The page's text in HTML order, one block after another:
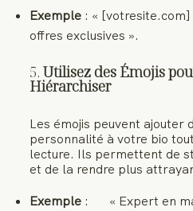
Exemple : «
offres exclusives ».
5.Utilisez des Émojis
Hiérarchiser
Les émojis peuvent ajouter
personnalité à votre bio
lecture. Ils permettent de
et de la rendre plus
Exemple : « Expert en